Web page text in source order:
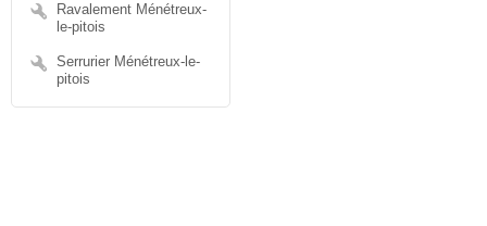
Ravalement Ménétreux-
le-pitois
Serrurier Ménétreux-le-
pitois